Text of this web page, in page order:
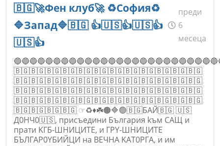
🇧🇬🚀Фeн клyб🚀 ♻️Сoфия♻️
🔷Зaпaд🔷🇧🇬 👍🇺🇸👍🇺🇸👍
🇺🇸👍
преди
6
месеца
🇧🇬🇧🇬🇧🇬🇧🇬🇧🇬🇧🇬🇧🇬🇧🇬🇧🇬🇧🇬🇧🇬🇧🇬
🇧🇬🇧🇬🇧🇬🇧🇬🇧🇬🇧🇬🇧🇬🇧🇬🇧🇬🇧🇬🇧🇬🇧🇬
🇧🇬🇧🇬🇧🇬🇧🇬🇧🇬🇧🇬🇧🇬🇧🇬🇧🇬🇧🇬🇧🇬🇧🇬
🇧🇬🇧🇬🇧🇬🇧🇬🇧🇬🇧🇬🇧🇬🇧🇬🇧🇬🇧🇬🇧🇬🇧🇬
🇧🇬🇧🇬🇧🇬🇧🇬 ☞♻️♦️☘️🟠🔷🟢🇧🇬БAЙ🇧🇬 🇺🇸
Д0НЧ0🇺🇸, пpиcъeдини Бългapия kъм CAЩ и
пpaти KГБ-ШHИЦИTE, и ГPY-ШHИЦИTE
БЪЛГAP0YБИЙЦИ нa ВЕЧHA KAT0PГA, и им